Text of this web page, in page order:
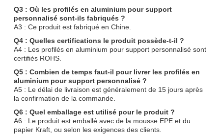
Q3 : Où les profilés en aluminium pour support
personnalisé sont-ils fabriqués ?
A3 : Ce produit est fabriqué en Chine.
Q4 : Quelles certifications le produit possède-t-il ?
A4 : Les profilés en aluminium pour support personnalisé sont
certifiés ROHS.
Q5 : Combien de temps faut-il pour livrer les profilés en
aluminium pour support personnalisé ?
A5 : Le délai de livraison est généralement de 15 jours après
la confirmation de la commande.
Q6 : Quel emballage est utilisé pour le produit ?
A6 : Le produit est emballé avec de la mousse EPE et du
papier Kraft, ou selon les exigences des clients.